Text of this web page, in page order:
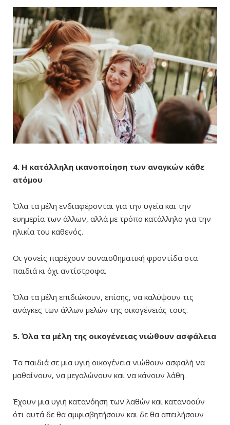
4. Η κατάλληλη ικανοποίηση των αναγκών κάθε
ατόμου
Όλα τα μέλη ενδιαφέρονται για την υγεία και την
ευημερία των άλλων, αλλά με τρόπο κατάλληλο για την
ηλικία του καθενός.
Οι γονείς παρέχουν συναισθηματική φροντίδα στα
παιδιά κι όχι αντίστροφα.
Όλα τα μέλη επιδιώκουν, επίσης, να καλύψουν τις
ανάγκες των άλλων μελών της οικογένειάς τους.
5. Όλα τα μέλη της οικογένειας νιώθουν ασφάλεια
Τα παιδιά σε μια υγιή οικογένεια νιώθουν ασφαλή να
μαθαίνουν, να μεγαλώνουν και να κάνουν λάθη.
Έχουν μια υγιή κατανόηση των λαθών και κατανοούν
ότι αυτά δε θα αμφισβητήσουν και δε θα απειλήσουν